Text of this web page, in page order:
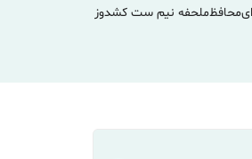
محافظملحفه نیم ست کشدوز